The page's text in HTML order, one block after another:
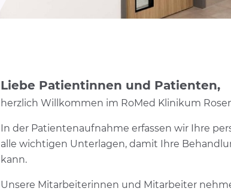
Liebe Patientinnen und Patienten,
herzlich Willkommen im RoMed Klinikum
In der Patientenaufnahme erfassen wir Ihre
alle wichtigen Unterlagen, damit Ihre
kann.
Unsere Mitarbeiterinnen und Mitarbeiter